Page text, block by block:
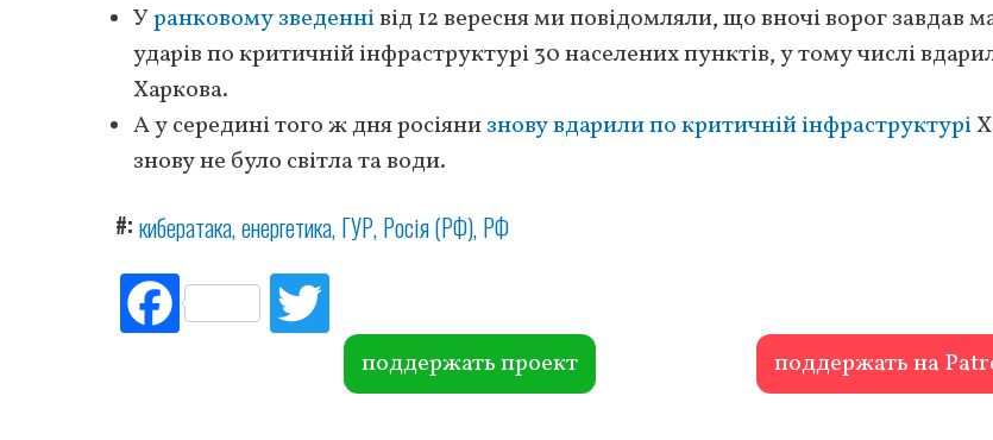
Уранковому зведеннівід 12 вересня ми повідомляли, що вночі ворог завдав
ударів по критичній інфраструктурі 30 населених пунктів, у тому числі
Харкова.
А у середині того ж дня росіянизнову вдарили по критичній інфраструктурі
знову не було світла та води.
# кибератака енергетика ГУР Росія (РФ) РФ
Fac
ebo itte
r поддержать проект поддержать на